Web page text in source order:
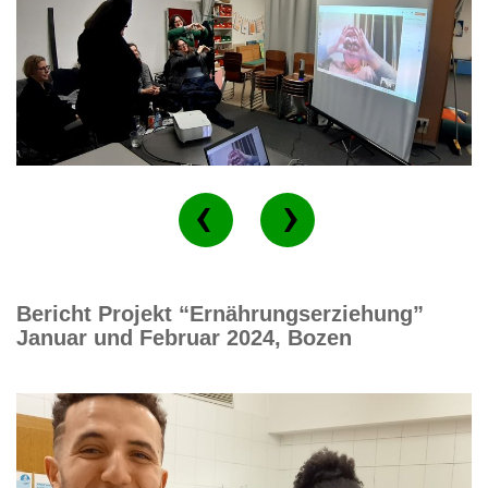
Bericht Projekt “Ernährungserziehung”
Januar und Februar 2024, Bozen